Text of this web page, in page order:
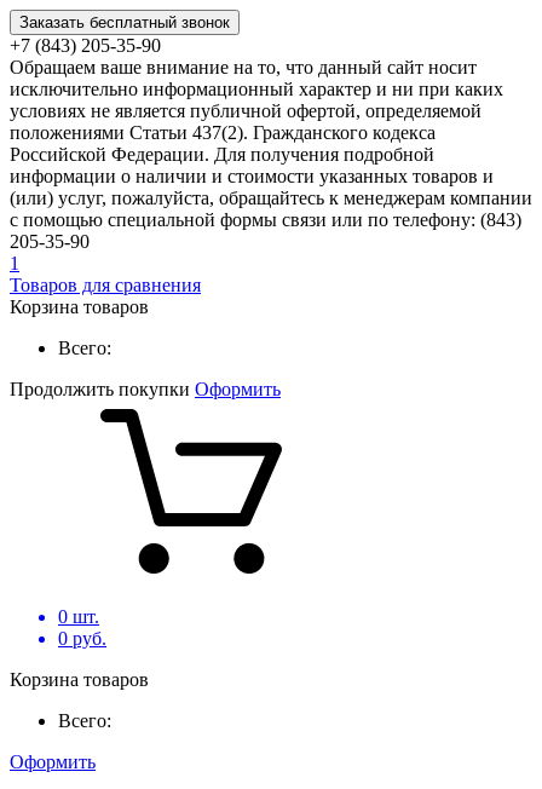
Заказать бесплатный звонок
+7 (843) 205-35-90
Обращаем ваше внимание на то, что данный сайт носит
исключительно информационный характер и ни при каких
условиях не является публичной офертой, определяемой
положениями Статьи 437(2). Гражданского кодекса
Российской Федерации. Для получения подробной
информации о наличии и стоимости указанных товаров и
(или) услуг, пожалуйста, обращайтесь к менеджерам компании
с помощью специальной формы связи или по телефону: (843)
205-35-90
1
Товаров для сравнения
Корзина товаров
Всего:
Продолжить покупки Оформить
0 шт.
0 руб.
Корзина товаров
Всего:
Оформить